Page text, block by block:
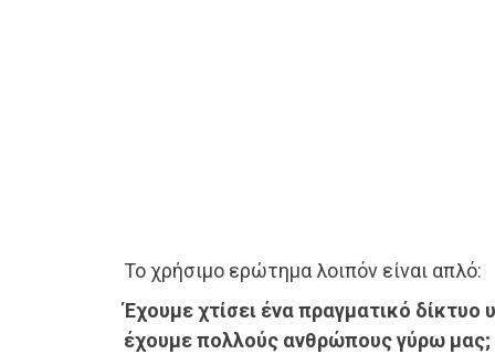
Το χρήσιμο ερώτημα λοιπόν είναι απλό:
Έχουμε χτίσει ένα πραγματικό
έχουμε πολλούς ανθρώπους γύρω μας;